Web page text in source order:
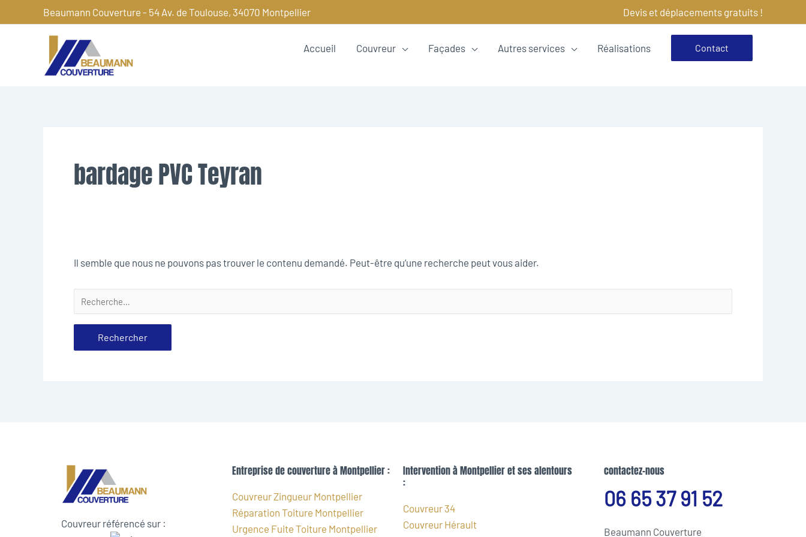
au
Beaumann Couverture - 54 Av. de Toulouse, 34070 Montpellier Devis et déplacements gratuits !
Accueil Couvreur Façades Autres services Réalisations Contact
bardage PVC Teyran
Il semble que nous ne pouvons pas trouver le contenu demandé. Peut-être qu’une recherche peut vous aider.
Couvreur référencé sur :
Entreprise de couverture à Montpellier :
Couvreur Zingueur Montpellier
Réparation Toiture Montpellier
Urgence Fuite Toiture Montpellier
Intervention à Montpellier et ses alentours
:
Couvreur 34
Couvreur Hérault
contactez-nous
06 65 37 91 52
Beaumann Couverture